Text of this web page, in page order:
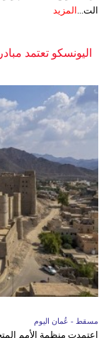
الت... المزيد
اليونسكو تعتمد
مسقط - عُمان اليوم
اعتمدت منظمة الأمم